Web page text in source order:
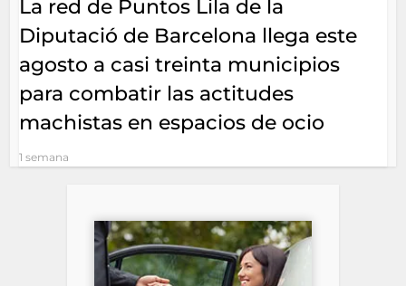
La red de Puntos Lila de la
Diputació de Barcelona llega este
agosto a casi treinta municipios
para combatir las actitudes
machistas en espacios de ocio
1 semana